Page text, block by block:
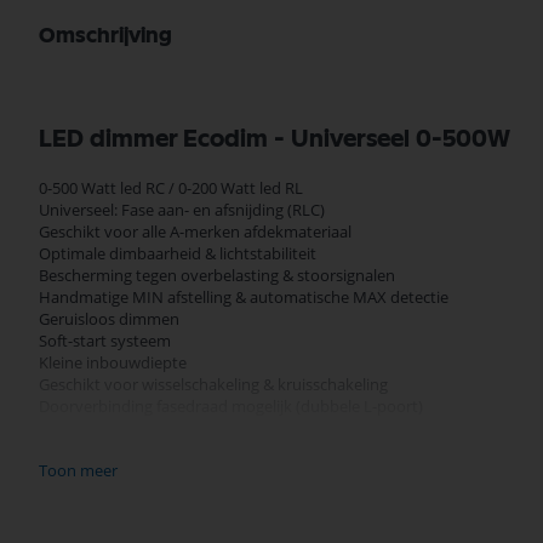
Omschrijving
LED dimmer Ecodim - Universeel 0-500W
0-500 Watt led RC / 0-200 Watt led RL
Universeel: Fase aan- en afsnijding (RLC)
Geschikt voor alle A-merken afdekmateriaal
Optimale dimbaarheid & lichtstabiliteit
Bescherming tegen overbelasting & stoorsignalen
Handmatige MIN afstelling & automatische MAX detectie
Geruisloos dimmen
Soft-start systeem
Kleine inbouwdiepte
Artikelnummer: ECO-DIM.03
Toon meer